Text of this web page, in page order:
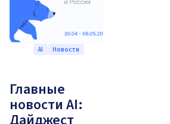
AI Новости
Главные
новости AI: